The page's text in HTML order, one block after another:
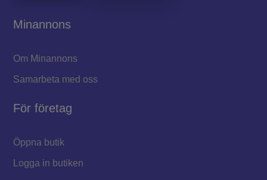
Minannons
Om Minannons
Samarbeta med oss
För företag
Öppna butik
Logga in butiken